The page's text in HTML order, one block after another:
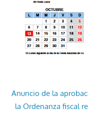
Anuncio de la
la Ordenanza fiscal